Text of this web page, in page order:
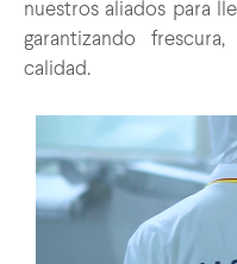
nuestros aliados para
garantizando
calidad.